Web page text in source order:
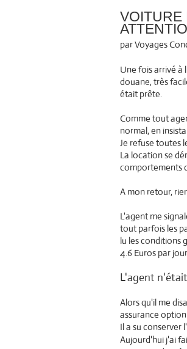
VOITURE
par Voyages
Une fois arrivé à
douane, très
était prête.
Comme tout
normal, en
Je refuse toutes
La location se
comportements
A mon retour,
L'agent me
tout parfois les
lu les conditions
4.6 Euros par
L'agent
Alors qu'il me
assurance
Il a su conserver
Aujourd'hui j'ai